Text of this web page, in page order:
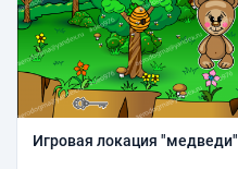
Игровая локация "медведи"